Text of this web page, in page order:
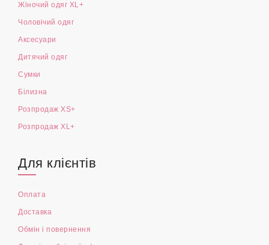
Жіночий одяг XL+
Чоловічий одяг
Аксесуари
Дитячий одяг
Сумки
Білизна
Розпродаж XS+
Розпродаж XL+
Для клієнтів
Оплата
Доставка
Обмін і повернення